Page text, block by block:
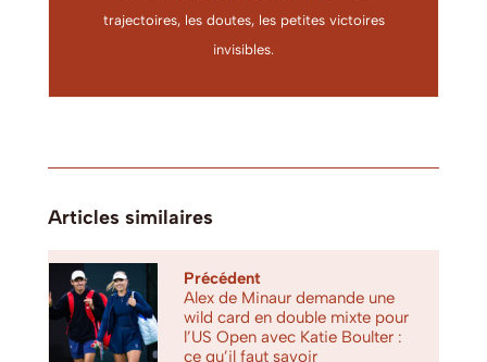
trajectoires, les doutes, les petites victoires
invisibles.
Articles similaires
Précédent
Alex de Minaur demande une
wild card en double mixte pour
l’US Open avec Katie Boulter :
ce qu’il faut savoir